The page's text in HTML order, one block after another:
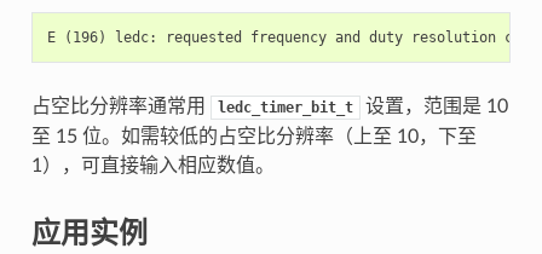
占空比分辨率通常用 ledc_timer_bit_t
设置，范围是 10
至 15 位。如需较低的占空比分辨率（上至 10，下至
1），可直接输入相应数值。
应用实例